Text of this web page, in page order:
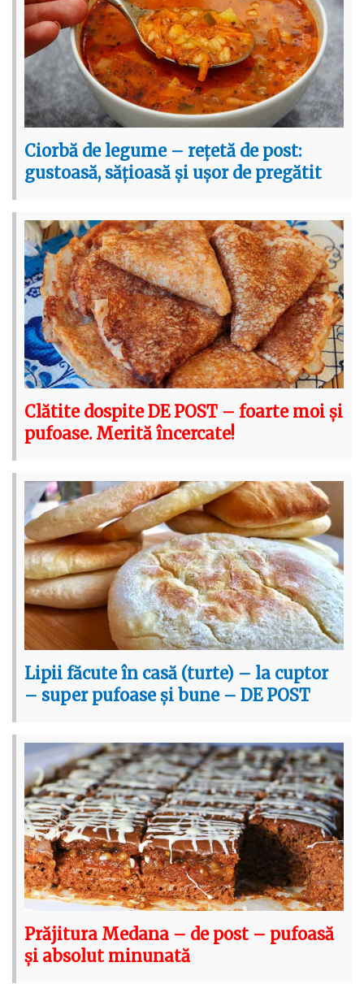
Ciorbă de legume – rețetă de post:
gustoasă, sățioasă și ușor de pregătit
Clătite dospite DE POST – foarte moi și
pufoase. Merită încercate!
Lipii făcute în casă (turte) – la cuptor
– super pufoase și bune – DE POST
Prăjitura Medana – de post – pufoasă
și absolut minunată